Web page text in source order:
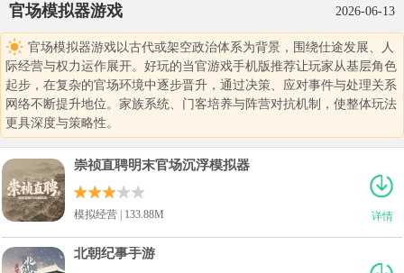
官场模拟器游戏 2026-06-13
官场模拟器游戏以古代或架空政治体系为背景，围绕仕途发展、人
际经营与权力运作展开。好玩的当官游戏手机版推荐让玩家从基层角色
起步，在复杂的官场环境中逐步晋升，通过决策、应对事件与处理关系
网络不断提升地位。家族系统、门客培养与阵营对抗机制，使整体玩法
更具深度与策略性。
详情
崇祯直聘明末官场沉浮模拟器
模拟经营 | 133.88M
北朝纪事手游